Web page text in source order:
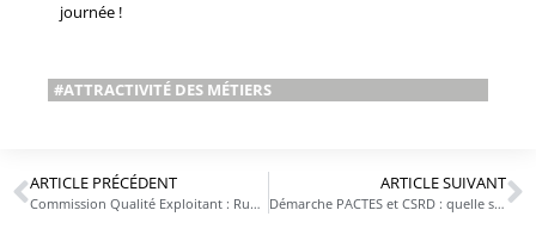
journée !
#ATTRACTIVITÉ DES MÉTIERS
ARTICLE PRÉCÉDENT
Commission Qualité Exploitant : Ruptures et sanctions
ARTICLE SUIVANT
Démarche PACTES et CSRD : quelle stratégie pour les industriels ?